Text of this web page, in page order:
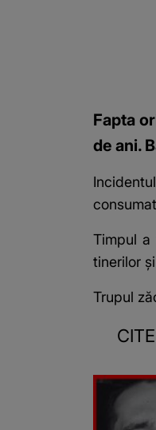
Fapta
de ani.
Timpul
tinerilor
Trupul